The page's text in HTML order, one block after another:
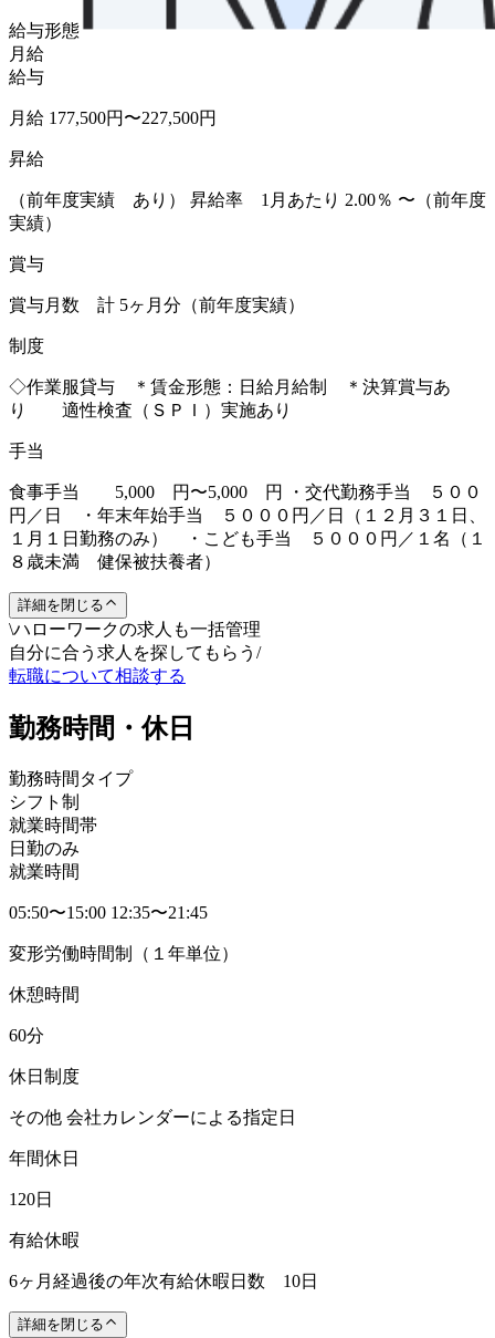
給与形態
月給
給与
月給 177,500円〜227,500円
昇給
（前年度実績 あり） 昇給率 1月あたり 2.00％ 〜（前年度
実績）
賞与
賞与月数 計 5ヶ月分（前年度実績）
制度
◇作業服貸与 ＊賃金形態：日給月給制 ＊決算賞与あ
り 適性検査（ＳＰＩ）実施あり
手当
食事手当 5,000 円〜5,000 円 ・交代勤務手当 ５００
円／日 ・年末年始手当 ５０００円／日（１２月３１日、
１月１日勤務のみ） ・こども手当 ５０００円／１名（１
８歳未満 健保被扶養者）
詳細を閉じる
\ハローワークの求人も一括管理
自分に合う求人を探してもらう /
転職について相談する
勤務時間・休日
勤務時間タイプ
シフト制
就業時間帯
日勤のみ
就業時間
05:50〜15:00 12:35〜21:45
変形労働時間制（１年単位）
休憩時間
60分
休日制度
その他 会社カレンダーによる指定日
年間休日
120日
有給休暇
6ヶ月経過後の年次有給休暇日数 10日
詳細を閉じる